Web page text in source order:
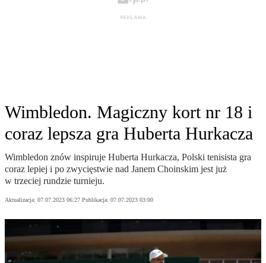
Wimbledon. Magiczny kort nr 18 i
coraz lepsza gra Huberta Hurkacza
Wimbledon znów inspiruje Huberta Hurkacza, Polski tenisista gra
coraz lepiej i po zwycięstwie nad Janem Choinskim jest już
w trzeciej rundzie turnieju.
Aktualizacja: 07.07.2023 06:27 Publikacja: 07.07.2023 03:00